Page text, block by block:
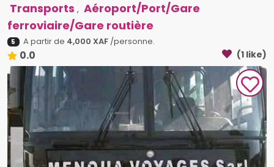
Transports , Aéroport/Port/Gare
ferroviaire/Gare routière
5 A partir de 4,000 XAF/personne.
0.0 (1 like)